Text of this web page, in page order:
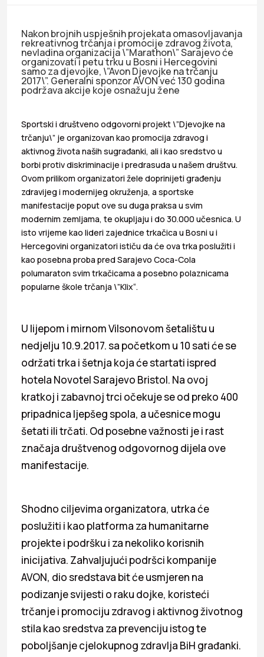
Nakon brojnih uspješnih projekata omasovljavanja
rekreativnog trčanja i promocije zdravog života,
nevladina organizacija \”Marathon\” Sarajevo će
organizovati i petu trku u Bosni i Hercegovini
samo za djevojke, \”Avon Djevojke na trčanju
2017\”. Generalni sponzor AVON već 130 godina
podržava akcije koje osnažuju žene
Sportski i društveno odgovorni projekt \”Djevojke na
trčanju\” je organizovan kao promocija zdravog i
aktivnog života naših sugrađanki, ali i kao sredstvo u
borbi protiv diskriminacije i predrasuda u našem društvu.
Ovom prilikom organizatori žele doprinijeti građenju
zdravijeg i modernijeg okruženja, a sportske
manifestacije poput ove su duga praksa u svim
modernim zemljama, te okupljaju i do 30.000 učesnica. U
isto vrijeme kao lideri zajednice trkačica u Bosni u i
Hercegovini organizatori ističu da će ova trka poslužiti i
kao posebna proba pred Sarajevo Coca-Cola
polumaraton svim trkačicama a posebno polaznicama
popularne škole trčanja \”Klix“.
U lijepom i mirnom Vilsonovom šetalištu u
nedjelju 10.9.2017. sa početkom u 10 sati će se
održati trka i šetnja koja će startati ispred
hotela Novotel Sarajevo Bristol. Na ovoj
kratkoj i zabavnoj trci očekuje se od preko 400
pripadnica ljepšeg spola, a učesnice mogu
šetati ili trčati. Od posebne važnosti je i rast
značaja društvenog odgovornog dijela ove
manifestacije.
Shodno ciljevima organizatora, utrka će
poslužiti i kao platforma za humanitarne
projekte i podršku i za nekoliko korisnih
inicijativa. Zahvaljujući podršci kompanije
AVON, dio sredstava bit će usmjeren na
podizanje svijesti o raku dojke, koristeći
trčanje i promociju zdravog i aktivnog životnog
stila kao sredstva za prevenciju istog te
poboljšanje cjelokupnog zdravlja BiH građanki.